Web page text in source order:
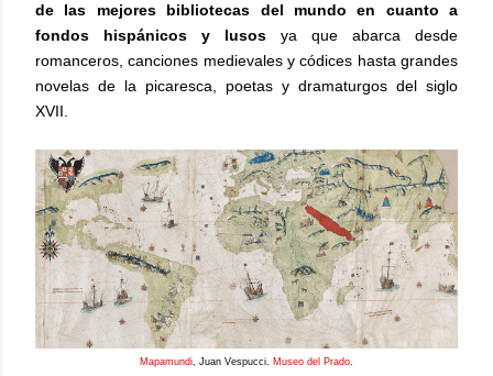
de las mejores bibliotecas del mundo
en cuanto a
fondos hispánicos y lusos ya que abarca desde
romanceros, canciones medievales y códices hasta grandes
novelas de la picaresca, poetas y dramaturgos del siglo
XVII.
Mapamundi, Juan Vespucci. Museo del Prado.